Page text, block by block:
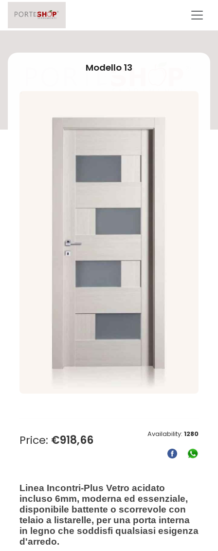
Modello 13
Price: €918,66 Availability: 1280